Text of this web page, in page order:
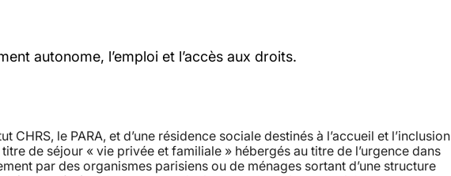
autonome, l’emploi et l’accès aux droits.
CHRS, le PARA, et d’une résidence sociale destinés à l’accueil et l’inclusion
de séjour « vie privée et familiale » hébergés au titre de l’urgence dans
par des organismes parisiens ou de ménages sortant d’une structure